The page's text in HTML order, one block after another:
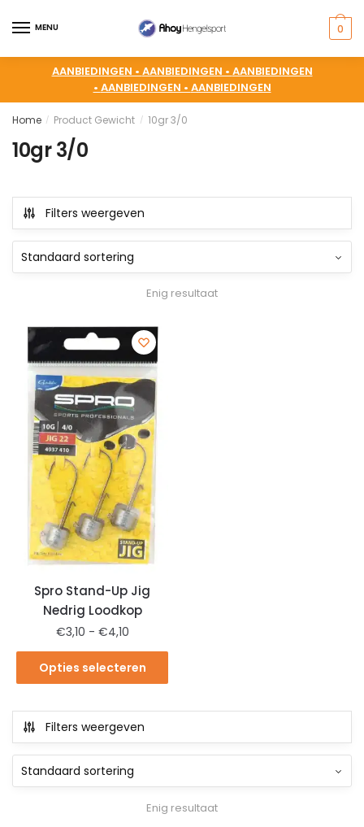
MENU 0
AANBIEDINGEN • AANBIEDINGEN • AANBIEDINGEN
• AANBIEDINGEN • AANBIEDINGEN
Home / Product Gewicht / 10gr 3/0
10gr 3/0
Filters weergeven
Enig resultaat
Spro Stand-Up Jig
Nedrig Loodkop
€3,10 - €4,10
Opties selecteren
Filters weergeven
Enig resultaat